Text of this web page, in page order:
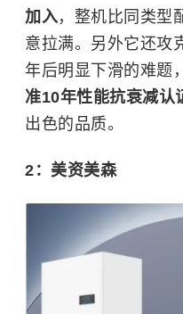
加入，整机比同类型
意拉满。另外它还攻
年后明显下滑的难题，
准10年性能抗衰减认
出色的品质。
2：美资美森